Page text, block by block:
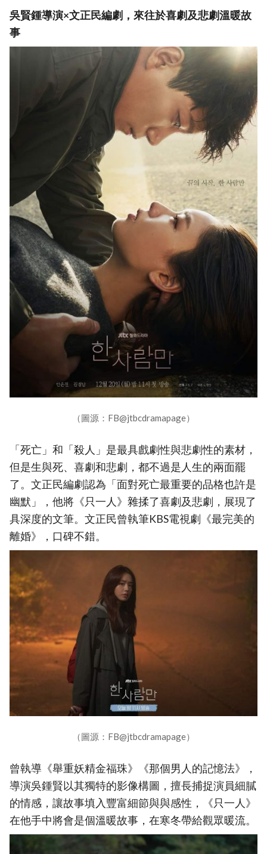
吳賢鍾導演×文正民編劇，來往於喜劇及悲劇溫暖故
事
（圖源：FB@jtbcdramapage）
「死亡」和「殺人」是最具戲劇性與悲劇性的素材，
但是生與死、喜劇和悲劇，都不過是人生的兩面罷
了。文正民編劇認為「面對死亡最重要的品格也許是
幽默」，他將《只一人》雜揉了喜劇及悲劇，展現了
具深度的文筆。文正民曾執筆KBS電視劇《最完美的
離婚》，口碑不錯。
（圖源：FB@jtbcdramapage）
曾執導《舉重妖精金福珠》《那個男人的記憶法》，
導演吳鍾賢以其獨特的影像構圖，擅長捕捉演員細膩
的情感，讓故事填入豐富細節與與感性，《只一人》
在他手中將會是個溫暖故事，在寒冬帶給觀眾暖流。